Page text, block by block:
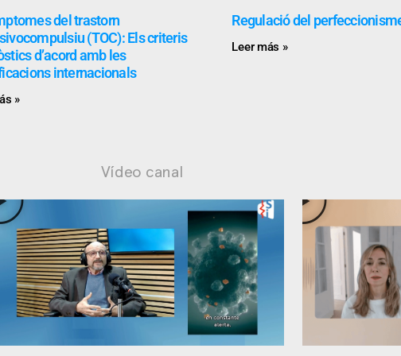
del trastorn
(TOC): Els criteris
d’acord amb les
internacionals
»
Regulació del
Leer más »
Vídeo canal